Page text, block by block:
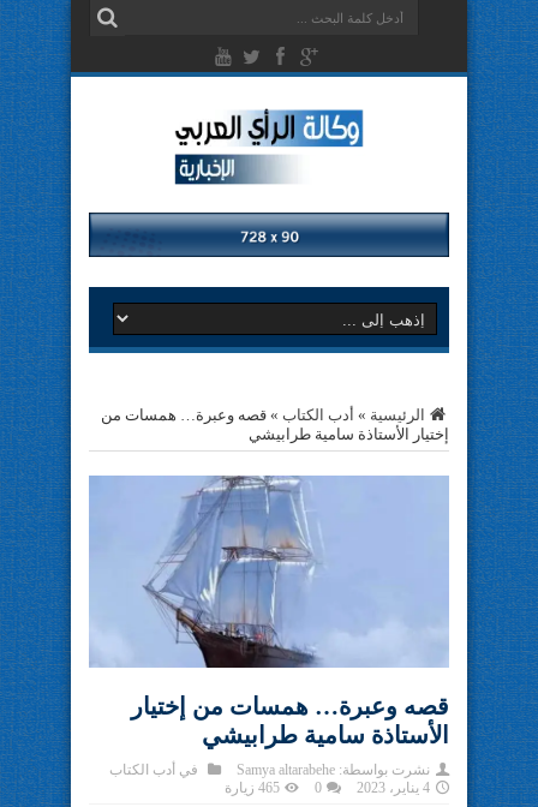
الرئيسية » أدب الكتاب » قصه وعبرة… همسات من
إختيار الأستاذة سامية طرابيشي
قصه وعبرة… همسات من إختيار
الأستاذة سامية طرابيشي
نشرت بواسطة: Samya altarabehe في أدب الكتاب
4 يناير، 2023
0 465 زيارة